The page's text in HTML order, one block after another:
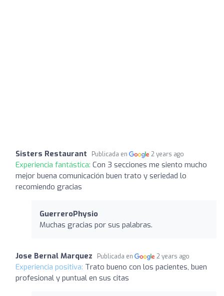
Sisters Restaurant Publicada en 2 years ago
Experiencia fantástica: Con 3 secciones me siento mucho
mejor buena comunicación buen trato y seriedad lo
recomiendo gracias
GuerreroPhysio
Muchas gracias por sus palabras.
Jose Bernal Marquez Publicada en 2 years ago
Experiencia positiva: Trato bueno con los pacientes, buen
profesional y puntual en sus citas